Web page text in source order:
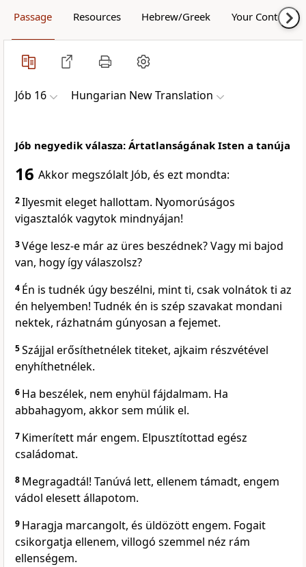
Passage Resources Hebrew/Greek Your Content
Jób 16 Hungarian New Translation
Jób negyedik válasza: Ártatlanságának Isten a tanúja
16 Akkor megszólalt Jób, és ezt mondta:
2Ilyesmit eleget hallottam. Nyomorúságos
vigasztalók vagytok mindnyájan!
3Vége lesz-e már az üres beszédnek? Vagy mi bajod
van, hogy így válaszolsz?
4 Én is tudnék úgy beszélni, mint ti, csak volnátok ti az
én helyemben! Tudnék én is szép szavakat mondani
nektek, rázhatnám gúnyosan a fejemet.
5Szájjal erősíthetnélek titeket, ajkaim részvétével
enyhíthetnélek.
6 Ha beszélek, nem enyhül fájdalmam. Ha
abbahagyom, akkor sem múlik el.
7 Kimerített már engem. Elpusztítottad egész
családomat.
8 Megragadtál! Tanúvá lett, ellenem támadt, engem
vádol elesett állapotom.
9 Haragja marcangolt, és üldözött engem. Fogait
csikorgatja ellenem, villogó szemmel néz rám
ellenségem.